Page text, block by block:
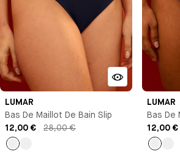
LUMAR
Bas De Maillot De Bain Slip
12,00 €
28,00 €
Bleu
LUMAR
Bas De
12,00 €
Bleu